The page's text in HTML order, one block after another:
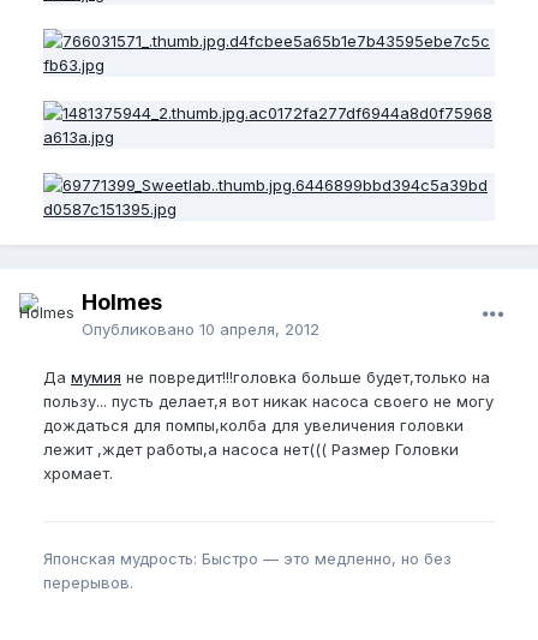
Holmes
Опубликовано 10 апреля, 2012
Да мумия не повредит!!!головка больше будет,только на
пользу... пусть делает,я вот никак насоса своего не могу
дождаться для помпы,колба для увеличения головки
лежит ,ждет работы,а насоса нет((( Размер Головки
хромает.
Японская мудрость: Быстро — это медленно, но без
перерывов.